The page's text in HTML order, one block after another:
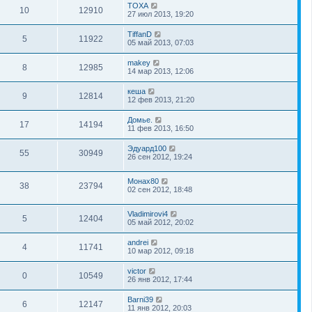
10 12910
TOXA
27 июл 2013, 19:20
5 11922
TiffanD
05 май 2013, 07:03
8 12985
makey
14 мар 2013, 12:06
9 12814
кеша
12 фев 2013, 21:20
17 14194
Домье.
11 фев 2013, 16:50
55 30949
Эдуард100
26 сен 2012, 19:24
38 23794
Монах80
02 сен 2012, 18:48
5 12404
Vladimirovi4
05 май 2012, 20:02
4 11741
andrei
10 мар 2012, 09:18
0 10549
victor
26 янв 2012, 17:44
6 12147
Barni39
11 янв 2012, 20:03